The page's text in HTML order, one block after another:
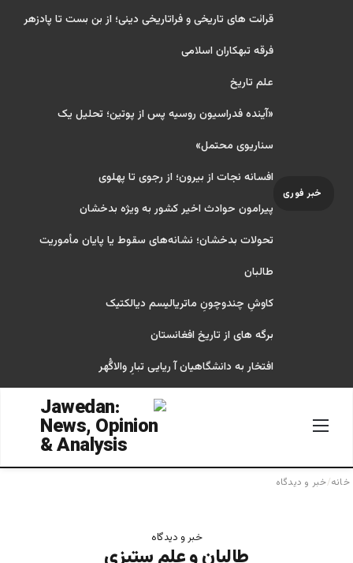
خبر فوری
قرائت های تاریخی و فراتاریخی دینی؛ از بن بست تا پادزهر
فرقه تبهکاران اسلامی
علم تاریخ
«آینده فدراسیون روسیه پس از پوتین؛ تحلیل یک
سناریوی محتمل»
افسانه نجات از بیرون؛ از رجوی تا پهلوی
پیرامون حوادث اخیر کشور به ویژه بدخشان
تحولات بدخشان؛ نشانه‌های سقوط یا پایان مأموریت
طالبان
کاوشِ چندو‌چونِ ماتریالیسم دیالکتیک
برگه های از تاریخ افغانستان
افتخار به دانشگاهیان آ ریایی تبارِ والاگُهر
خانه/خبر و دیدگاه
خبر و دیدگاه